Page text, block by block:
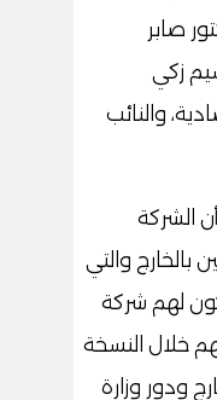
صابر
زكي
والنائب
الشركة
بالخارج والتي
لهم شركة
خلال النسخة
ودور وزارة